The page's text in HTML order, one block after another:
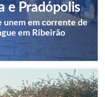
e Pradópolis
unem em corrente de
em Ribeirão